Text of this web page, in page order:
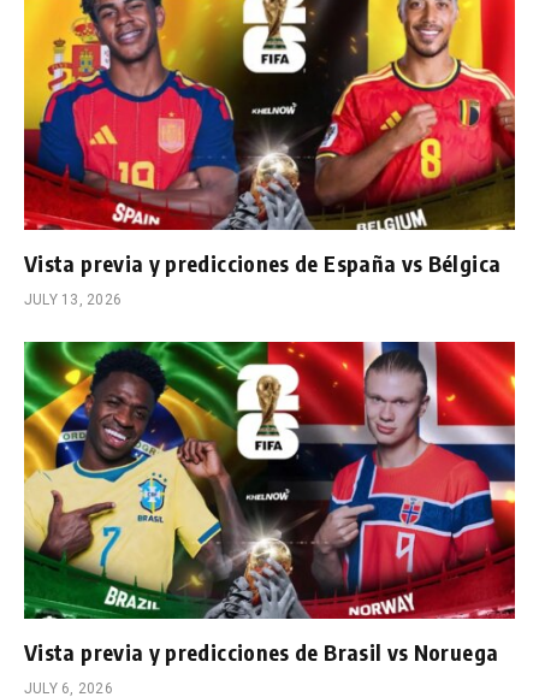
Vista previa y predicciones de España vs Bélgica
JULY 13, 2026
Vista previa y predicciones de Brasil vs Noruega
JULY 6, 2026